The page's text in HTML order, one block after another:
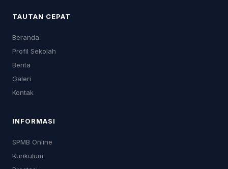
TAUTAN CEPAT
Beranda
Profil Sekolah
Berita
Galeri
Kontak
INFORMASI
SPMB Online
Kurikulum